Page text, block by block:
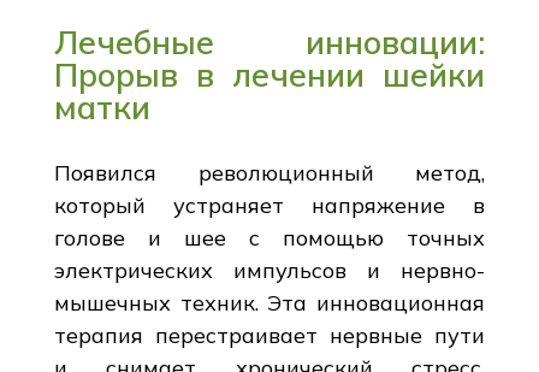
Лечебные инновации:
Прорыв в лечении шейки
матки
Появился революционный метод,
который устраняет напряжение в
голове и шее с помощью точных
электрических импульсов и нервно-
мышечных техник. Эта инновационная
терапия перестраивает нервные пути